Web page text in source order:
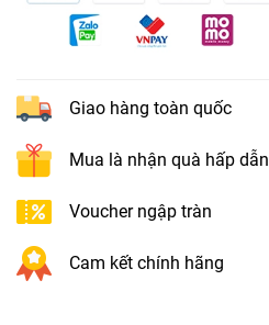
Giao hàng toàn quốc
Mua là nhận quà hấp dẫn
Voucher ngập tràn
Cam kết chính hãng